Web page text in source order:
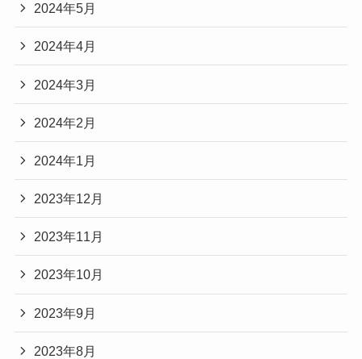
2024年5月
2024年4月
2024年3月
2024年2月
2024年1月
2023年12月
2023年11月
2023年10月
2023年9月
2023年8月